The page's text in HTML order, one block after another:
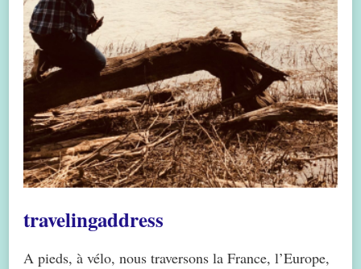
travelingaddress
A pieds, à vélo, nous traversons la France, l’Europe,